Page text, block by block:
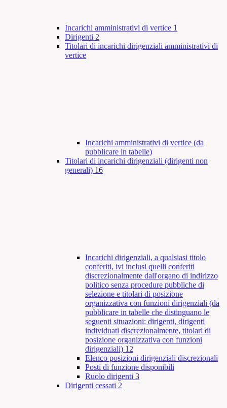
Incarichi amministrativi di vertice 1
Dirigenti 2
Titolari di incarichi dirigenziali amministrativi di
vertice
Incarichi amministrativi di vertice (da
pubblicare in tabelle)
Titolari di incarichi dirigenziali (dirigenti non
generali) 16
Incarichi dirigenziali, a qualsiasi titolo
conferiti, ivi inclusi quelli conferiti
discrezionalmente dall'organo di indirizzo
politico senza procedure pubbliche di
selezione e titolari di posizione
organizzativa con funzioni dirigenziali (da
pubblicare in tabelle che distinguano le
seguenti situazioni: dirigenti, dirigenti
individuati discrezionalmente, titolari di
posizione organizzativa con funzioni
dirigenziali) 12
Elenco posizioni dirigenziali discrezionali
Posti di funzione disponibili
Ruolo dirigenti 3
Dirigenti cessati 2